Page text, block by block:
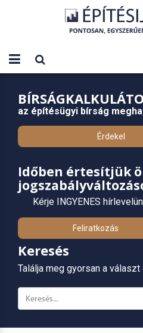
az építésügyi bírság
Érdekel
Időben értesítjük
Kérje INGYENES
Feliratkozás
Keresés
Találja meg gyorsan a